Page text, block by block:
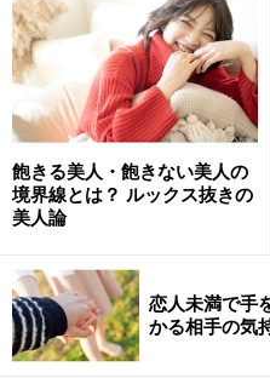
飽きる美人・飽きない美人の
境界線とは？ ルックス抜きの
美人論
恋人未満で手
かる相手の気